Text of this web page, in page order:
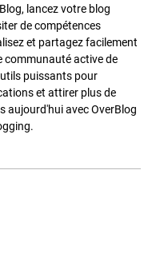
lancez votre blog
de compétences
et partagez facilement
communauté active de
puissants pour
et attirer plus de
aujourd'hui avec OverBlog